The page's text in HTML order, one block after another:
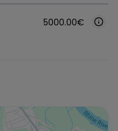
5000.00€